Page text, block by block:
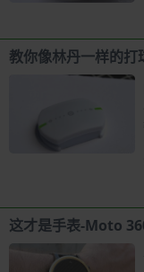
教你像林丹一样的
这才是手表-Moto